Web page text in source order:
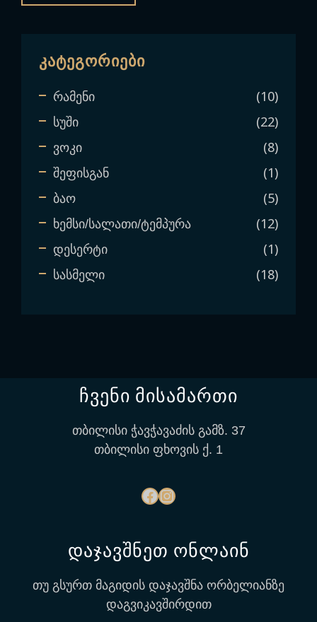
Კატეგორიები
რამენი 10
სუში 22
ვოკი 8
შეფისგან 1
ბაო 5
ხემსი/სალათი/ტემპურა 12
დესერტი 1
სასმელი 18
ჩვენი მისამართი
თბილისი ჭავჭავაძის გამზ. 37
თბილისი ფხოვის ქ. 1
დაჯავშნეთ ონლაინ
თუ გსურთ მაგიდის დაჯავშნა ორბელიანზე
დაგვიკავშირდით